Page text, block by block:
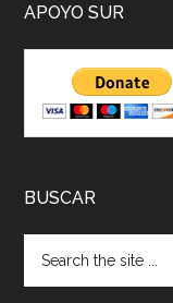
APOYO SUR
BUSCAR